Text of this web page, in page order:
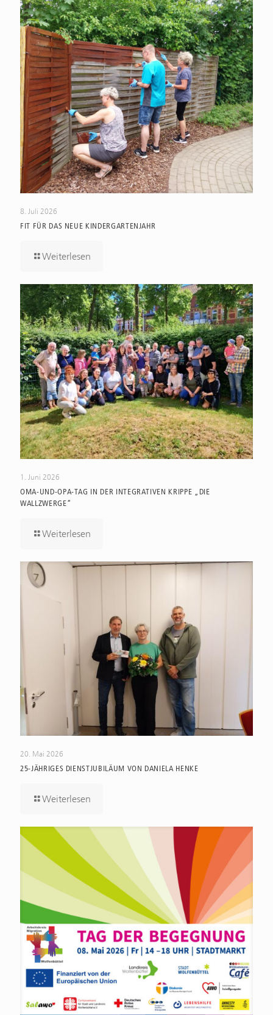
8. Juli 2026
FIT FÜR DAS NEUE KINDERGARTENJAHR
Weiterlesen
1. Juni 2026
OMA-UND-OPA-TAG IN DER INTEGRATIVEN KRIPPE „DIE
WALLZWERGE“
Weiterlesen
20. Mai 2026
25-JÄHRIGES DIENSTJUBILÄUM VON DANIELA HENKE
Weiterlesen